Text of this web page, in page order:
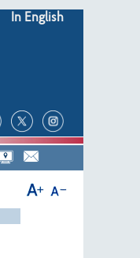
In English